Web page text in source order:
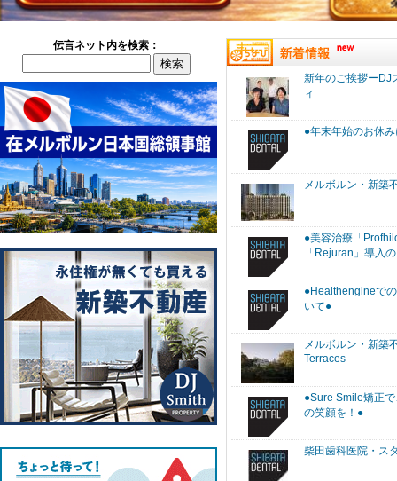
伝言ネット内を検索：
新年のご挨拶ーDJ
ィ
●年末年始のお休
メルボルン・新築
●美容治療「
「Rejuran」導入
●Healthengineで
いて●
メルボルン・新築
Terraces
●Sure Smile矯正
の笑顔を！●
柴田歯科医院・ス